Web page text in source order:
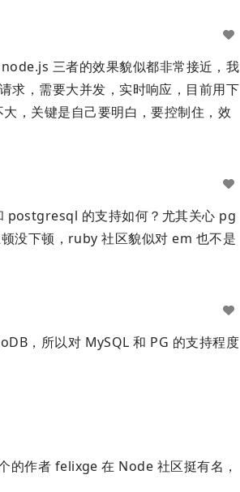
三者的效果貌似都非常接近，我
求，需要大并发，实时响应，目前用下
，关键是自己要明白，要控制住，效
postgresql 的支持如何？尤其关心 pg
没下顿，ruby 社区貌似对 em 也不是
，所以对 MySQL 和 PG 的支持程度
的作者 felixge 在 Node 社区挺有名，